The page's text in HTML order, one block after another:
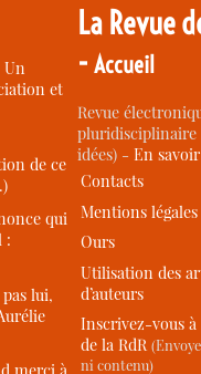
Un
et
de ce
qui
:
lui,
La Revue
-Accueil
Revue
idées) -En
Contacts
Mentions légales
Ours
Utilisation des
d’auteurs
Inscrivez-vous
de la RdR
ni contenu)